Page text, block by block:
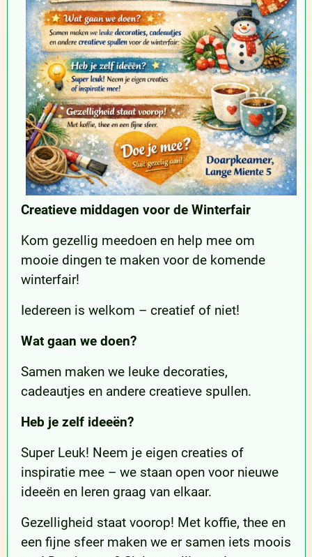
Creatieve middagen voor de Winterfair
Kom gezellig meedoen en help mee om
mooie dingen te maken voor de komende
winterfair!
Iedereen is welkom – creatief of niet!
Wat gaan we doen?
Samen maken we leuke decoraties,
cadeautjes en andere creatieve spullen.
Heb je zelf ideeën?
Super Leuk! Neem je eigen creaties of
inspiratie mee – we staan open voor nieuwe
ideeën en leren graag van elkaar.
Gezelligheid staat voorop! Met koffie, thee en
een fijne sfeer maken we er samen iets moois